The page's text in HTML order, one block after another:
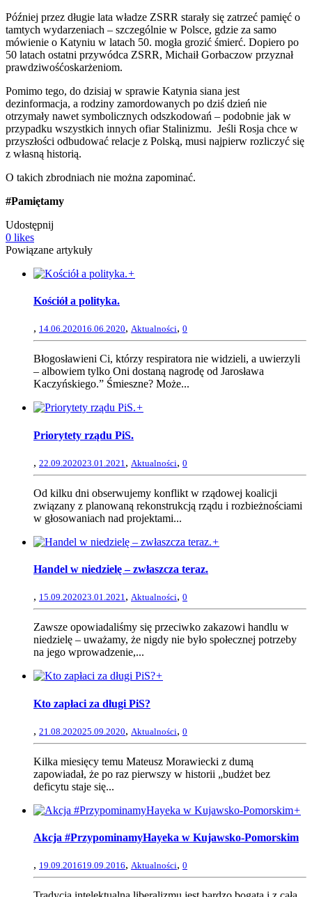
Później przez długie lata władze ZSRR starały się zatrzeć pamięć o
tamtych wydarzeniach – szczególnie w Polsce, gdzie za samo
mówienie o Katyniu w latach 50. mogła grozić śmierć. Dopiero po
50 latach ostatni przywódca ZSRR, Michaił Gorbaczow przyznał
prawdziwośćoskarżeniom.
Pomimo tego, do dzisiaj w sprawie Katynia siana jest
dezinformacja, a rodziny zamordowanych po dziś dzień nie
otrzymały nawet symbolicznych odszkodowań – podobnie jak w
przypadku wszystkich innych ofiar Stalinizmu. Jeśli Rosja chce w
przyszłości odbudować relacje z Polską, musi najpierw rozliczyć się
z własną historią.
O takich zbrodniach nie można zapominać.
#Pamiętamy
Udostępnij
0 likes
Powiązane artykuły
+
Kościół a polityka.
, 14.06.202016.06.2020, Aktualności, 0
Błogosławieni Ci, którzy respiratora nie widzieli, a uwierzyli
– albowiem tylko Oni dostaną nagrodę od Jarosława
Kaczyńskiego.” Śmieszne? Może...
+
Priorytety rządu PiS.
, 22.09.202023.01.2021 , Aktualności, 0
Od kilku dni obserwujemy konflikt w rządowej koalicji
związany z planowaną rekonstrukcją rządu i rozbieżnościami
w głosowaniach nad projektami...
+
Handel w niedzielę – zwłaszcza teraz.
, 15.09.202023.01.2021, Aktualności, 0
Zawsze opowiadaliśmy się przeciwko zakazowi handlu w
niedzielę – uważamy, że nigdy nie było społecznej potrzeby
na jego wprowadzenie,...
+
Kto zapłaci za długi PiS?
, 21.08.202025.09.2020, Aktualności, 0
Kilka miesięcy temu Mateusz Morawiecki z dumą
zapowiadał, że po raz pierwszy w historii „budżet bez
deficytu staje się...
+
Akcja #PrzypominamyHayeka w Kujawsko-Pomorskim
, 19.09.201619.09.2016, Aktualności, 0